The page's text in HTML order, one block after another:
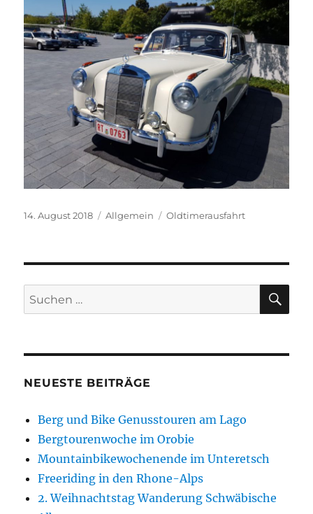
Veröffentlicht
14. August 2018 Kategorien
Allgemein Schlagwörter
Oldtimerausfahrt
Suchen
nach:
NEUESTE BEITRÄGE
Berg und Bike Genusstouren am Lago
Bergtourenwoche im Orobie
Mountainbikewochenende im Unteretsch
Freeriding in den Rhone-Alps
2. Weihnachtstag Wanderung Schwäbische